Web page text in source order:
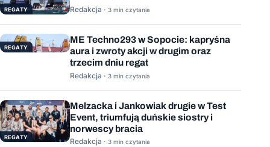
REGATY Redakcja · 3 min czytania
REGATY
ME Techno293 w Sopocie: kapryśna
aura i zwroty akcji w drugim oraz
trzecim dniu regat
Redakcja · 3 min czytania
REGATY
Melzacka i Jankowiak drugie w Test
Event, triumfują duńskie siostry i
norwescy bracia
Redakcja · 3 min czytania